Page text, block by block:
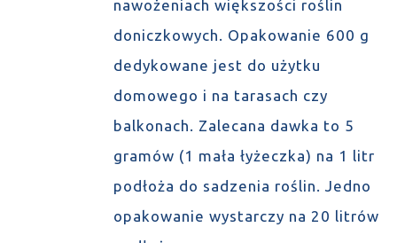
nawożeniach większości roślin
doniczkowych. Opakowanie 600 g
dedykowane jest do użytku
domowego i na tarasach czy
balkonach. Zalecana dawka to 5
gramów (1 mała łyżeczka) na 1 litr
podłoża do sadzenia roślin. Jedno
opakowanie wystarczy na 20 litrów